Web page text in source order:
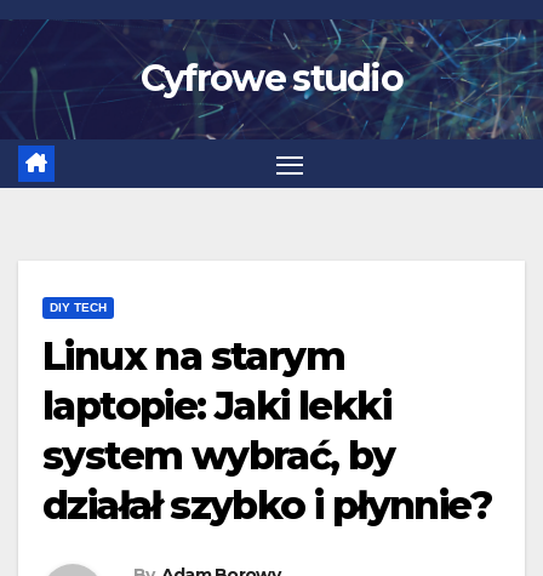
Skip
content
Cyfrowe studio
DIY TECH
Linux na starym
laptopie: Jaki lekki
system wybrać, by
działał szybko i płynnie?